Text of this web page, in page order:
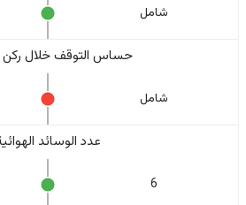
شامل
حساس التوقف خلال ركن
شامل
عدد الوسائد
6